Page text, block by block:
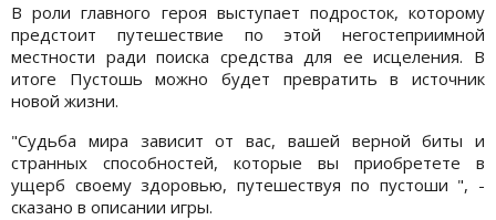
В роли главного героя выступает подросток, которому
предстоит путешествие по этой негостеприимной
местности ради поиска средства для ее исцеления. В
итоге Пустошь можно будет превратить в источник
новой жизни.
"Судьба мира зависит от вас, вашей верной биты и
странных способностей, которые вы приобретете в
ущерб своему здоровью, путешествуя по пустоши ", -
сказано в описании игры.